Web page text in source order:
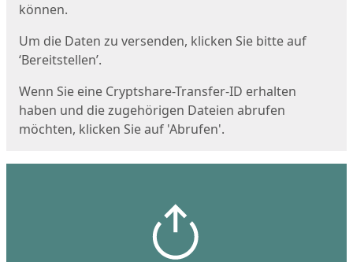
können.
Um die Daten zu versenden, klicken Sie bitte auf
‘Bereitstellen’.
Wenn Sie eine Cryptshare-Transfer-ID erhalten
haben und die zugehörigen Dateien abrufen
möchten, klicken Sie auf 'Abrufen'.